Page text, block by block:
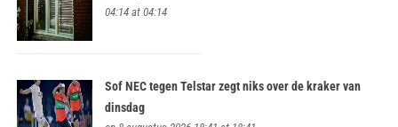
04:14 at 04:14
Sof NEC tegen Telstar zegt niks over de kraker van
dinsdag